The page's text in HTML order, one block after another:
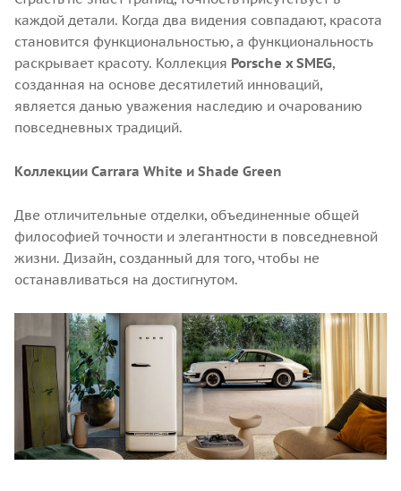
каждой детали. Когда два видения совпадают, красота
становится функциональностью, а функциональность
раскрывает красоту. Коллекция Porsche x SMEG,
созданная на основе десятилетий инноваций,
является данью уважения наследию и очарованию
повседневных традиций.
Коллекции Carrara White и Shade Green
Две отличительные отделки, объединенные общей
философией точности и элегантности в повседневной
жизни. Дизайн, созданный для того, чтобы не
останавливаться на достигнутом.